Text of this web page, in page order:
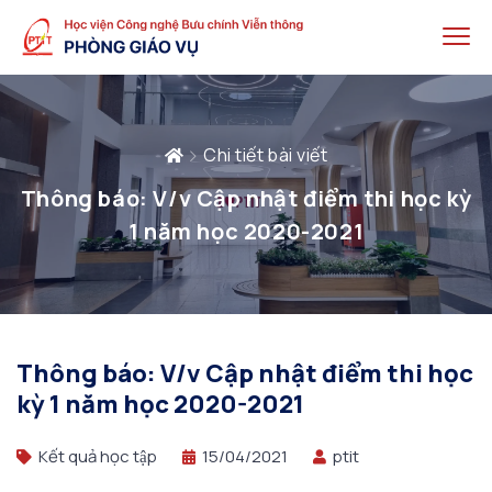
Chi tiết bài viết
Thông báo: V/v Cập nhật điểm thi học kỳ
1 năm học 2020-2021
Thông báo: V/v Cập nhật điểm thi học
kỳ 1 năm học 2020-2021
Kết quả học tập 15/04/2021 ptit